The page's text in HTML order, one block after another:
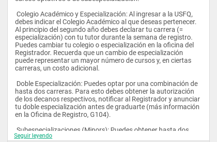
debes indicar el Colegio Académico al que deseas pertenecer.
Al principio del segundo año debes declarar tu carrera (=
especialización) con tu tutor durante la semana de registro.
Puedes cambiar tu colegio o especialización en la oficina del
Registrador. Recuerda que un cambio de especialización
puede representar un mayor número de cursos y, en ciertas
carreras, un costo adicional.
hasta dos carreras. Para esto debes obtener la autorización
de los decanos respectivos, notificar al Registrador y anunciar
tu doble especialización antes de graduarte (más información
en la Oficina de Registro, G104).
subespecializaciones, completando entre 15 y 21 créditos en
Seguir leyendo